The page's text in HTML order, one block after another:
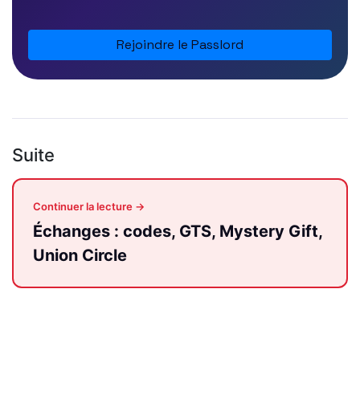
Rejoindre le Passlord
Suite
Continuer la lecture →
Échanges : codes, GTS, Mystery Gift,
Union Circle